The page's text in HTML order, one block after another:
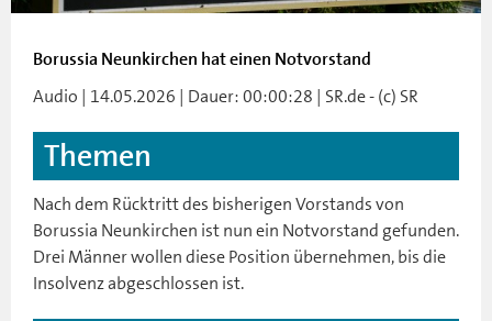
Borussia Neunkirchen hat einen Notvorstand
Audio | 14.05.2026 | Dauer: 00:00:28 | SR.de - (c) SR
Themen
Nach dem Rücktritt des bisherigen Vorstands von
Borussia Neunkirchen ist nun ein Notvorstand gefunden.
Drei Männer wollen diese Position übernehmen, bis die
Insolvenz abgeschlossen ist.